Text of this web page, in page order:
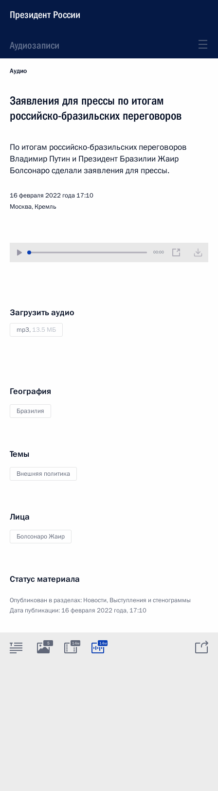
Президент России
Аудиозаписи
Аудио
Заявления для прессы по итогам
российско-бразильских переговоров
По итогам российско-бразильских переговоров
Владимир Путин и Президент Бразилии Жаир
Болсонаро сделали заявления для прессы.
16 февраля 2022 года 17:10
Москва, Кремль
00:00
Загрузить аудио
mp3, 13.5 МБ
География
Бразилия
Темы
Внешняя политика
Лица
Болсонаро Жаир
Статус материала
Опубликован в разделах: Новости, Выступления и стенограммы
Дата публикации: 16 февраля 2022 года, 17:10
5 14м 14м